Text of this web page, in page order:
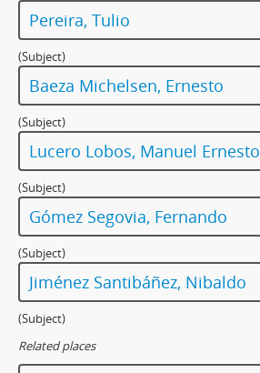
Pereira, Tulio
(Subject)
Baeza Michelsen, Ernesto
(Subject)
Lucero Lobos, Manuel Ernesto
(Subject)
Gómez Segovia, Fernando
(Subject)
Jiménez Santibáñez, Nibaldo
(Subject)
Related places